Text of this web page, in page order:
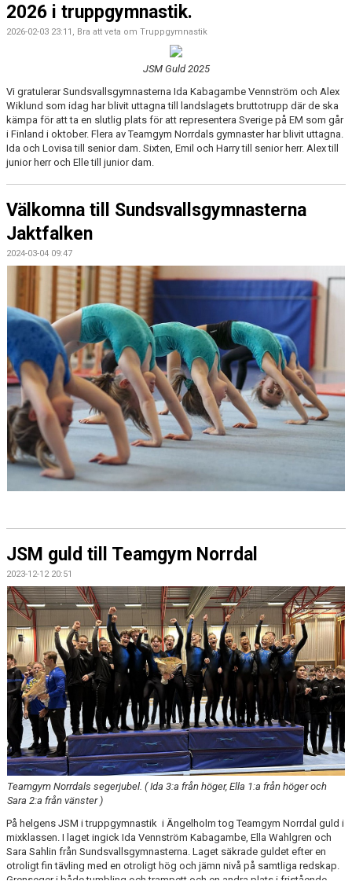
2026 i truppgymnastik.
2026-02-03 23:11, Bra att veta om Truppgymnastik
JSM Guld 2025
Vi gratulerar Sundsvallsgymnasterna Ida Kabagambe Vennström och Alex
Wiklund som idag har blivit uttagna till landslagets bruttotrupp där de ska
kämpa för att ta en slutlig plats för att representera Sverige på EM som går
i Finland i oktober. Flera av Teamgym Norrdals gymnaster har blivit uttagna.
Ida och Lovisa till senior dam. Sixten, Emil och Harry till senior herr. Alex till
junior herr och Elle till junior dam.
Välkomna till Sundsvallsgymnasterna
Jaktfalken
2024-03-04 09:47
JSM guld till Teamgym Norrdal
2023-12-12 20:51
Teamgym Norrdals segerjubel. ( Ida 3:a från höger, Ella 1:a från höger och
Sara 2:a från vänster )
På helgens JSM i truppgymnastik i Ängelholm tog Teamgym Norrdal guld i
mixklassen. I laget ingick Ida Vennström Kabagambe, Ella Wahlgren och
Sara Sahlin från Sundsvallsgymnasterna. Laget säkrade guldet efter en
otroligt fin tävling med en otroligt hög och jämn nivå på samtliga redskap.